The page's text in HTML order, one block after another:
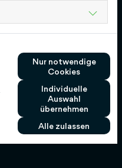
Nur notwendige
Cookies
Individuelle
Auswahl
übernehmen
Alle zulassen